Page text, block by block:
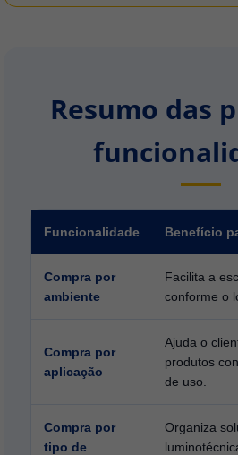
Resumo das
Funcionalidade Benefício
Compra por
ambiente
Facilita a
conforme o
Compra por
aplicação
Ajuda o
produtos
de uso.
Compra por
tipo de
Organiza